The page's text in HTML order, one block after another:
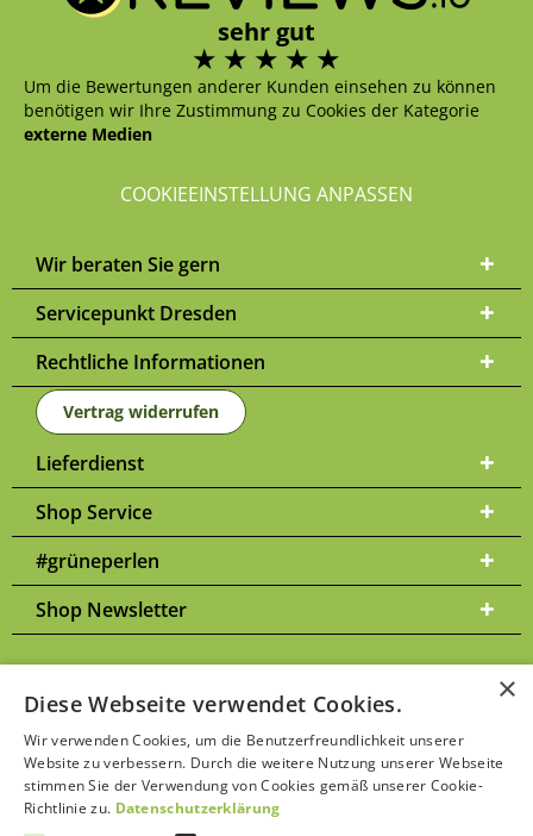
sehr gut
Um die Bewertungen anderer Kunden einsehen zu können
benötigen wir Ihre Zustimmung zu Cookies der Kategorie
externe Medien
COOKIEEINSTELLUNG ANPASSEN
Wir beraten Sie gern
Servicepunkt Dresden
Rechtliche Informationen
Vertrag widerrufen
Lieferdienst
Shop Service
#grüneperlen
Shop Newsletter
* Alle Preise inkl. gesetzl. Mehrwertsteuer zzgl. Versandkosten
ggf. Nachnahmegebühren, wenn nicht anders beschrieben | Bitte
beachten Sie unsereDatenschutzerklärung
×
Diese Webseite verwendet Cookies.
Wir verwenden Cookies, um die Benutzerfreundlichkeit unserer
Website zu verbessern. Durch die weitere Nutzung unserer Webseite
stimmen Sie der Verwendung von Cookies gemäß unserer Cookie-
Richtlinie zu. Datenschutzerklärung